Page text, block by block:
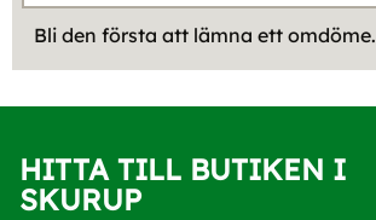
Bli den första att lämna ett omdöme.
HITTA TILL BUTIKEN I
SKURUP